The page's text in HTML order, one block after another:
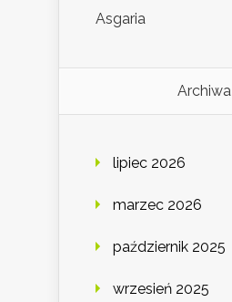
Asgaria
Archiwa
lipiec 2026
marzec 2026
październik 2025
wrzesień 2025